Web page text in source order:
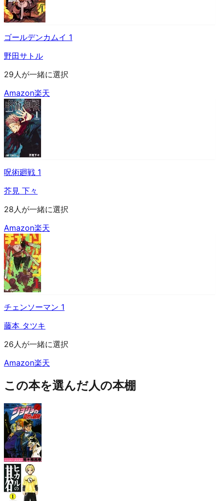
ゴールデンカムイ 1
野田サトル
29人が一緒に選択
Amazon楽天
呪術廻戦 1
芥見 下々
28人が一緒に選択
Amazon楽天
チェンソーマン 1
藤本 タツキ
26人が一緒に選択
Amazon楽天
この本を選んだ人の本棚